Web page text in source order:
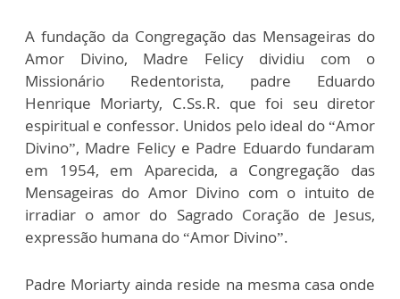
A fundação da Congregação das Mensageiras do
Amor Divino, Madre Felicy dividiu com o
Missionário Redentorista, padre Eduardo
Henrique Moriarty, C.Ss.R. que foi seu diretor
espiritual e confessor. Unidos pelo ideal do “Amor
Divino”, Madre Felicy e Padre Eduardo fundaram
em 1954, em Aparecida, a Congregação das
Mensageiras do Amor Divino com o intuito de
irradiar o amor do Sagrado Coração de Jesus,
expressão humana do “Amor Divino”.
Padre Moriarty ainda reside na mesma casa onde